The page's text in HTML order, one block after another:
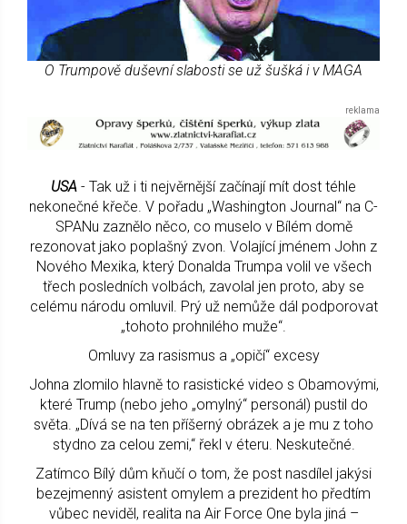
O Trumpově duševní slabosti se už šušká i v MAGA
USA - Tak už i ti nejvěrnější začínají mít dost téhle
nekonečné křeče. V pořadu „Washington Journal“ na C-
SPANu zaznělo něco, co muselo v Bílém domě
rezonovat jako poplašný zvon. Volající jménem John z
Nového Mexika, který Donalda Trumpa volil ve všech
třech posledních volbách, zavolal jen proto, aby se
celému národu omluvil. Prý už nemůže dál podporovat
„tohoto prohnilého muže“.
Omluvy za rasismus a „opičí“ excesy
Johna zlomilo hlavně to rasistické video s Obamovými,
které Trump (nebo jeho „omylný“ personál) pustil do
světa. „Dívá se na ten příšerný obrázek a je mu z toho
stydno za celou zemi,“ řekl v éteru. Neskutečné.
Zatímco Bílý dům kňučí o tom, že post nasdílel jakýsi
bezejmenný asistent omylem a prezident ho předtím
vůbec neviděl, realita na Air Force One byla jiná –